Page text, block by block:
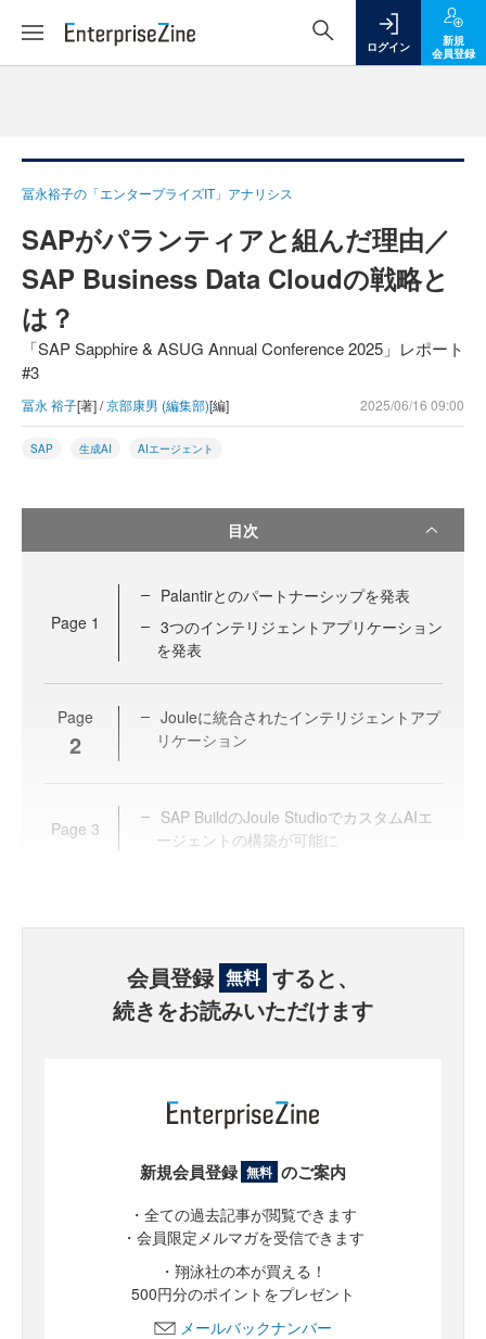
ログイン
新規
会員登録
冨永裕子の「エンタープライズIT」アナリシス
SAPがパランティアと組んだ理由／
SAP Business Data Cloudの戦略と
は？
「SAP Sapphire & ASUG Annual Conference 2025」レポート
#3
冨永 裕子[著] /京部康男 (編集部)[編] 2025/06/16 09:00
SAP 生成AI AIエージェント
目次
Page 1
Palantirとのパートナーシップを発表
3つのインテリジェントアプリケーション
を発表
Page
2
Jouleに統合されたインテリジェントアプ
リケーション
Page 3
SAP BuildのJoule StudioでカスタムAIエ
ージェントの構築が可能に
会員登録 無料 すると、
続きをお読みいただけます
新規会員登録 無料 のご案内
・全ての過去記事が閲覧できます
・会員限定メルマガを受信できます
・翔泳社の本が買える！
500円分のポイントをプレゼント
メールバックナンバー